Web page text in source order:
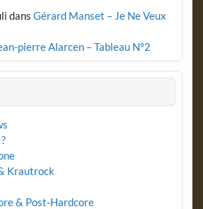
dans Gérard Manset – Je Ne Veux
pierre Alarcen – Tableau N°2
Krautrock
& Post-Hardcore